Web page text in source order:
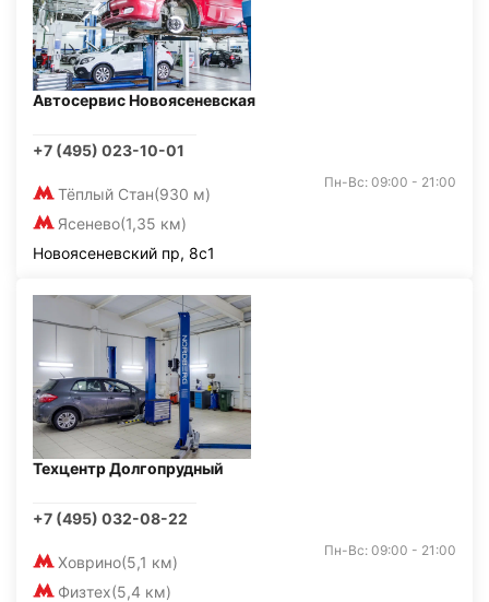
Автосервис Новоясеневская
+7 (495) 023-10-01
Тёплый Стан(930 м)
Ясенево(1,35 км)
Пн-Вс: 09:00 - 21:00
Новоясеневский пр, 8с1
Техцентр Долгопрудный
+7 (495) 032-08-22
Ховрино(5,1 км)
Физтех(5,4 км)
Пн-Вс: 09:00 - 21:00